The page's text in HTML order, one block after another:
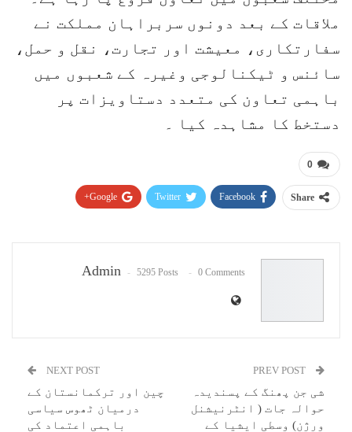
ملاقات کے بعد دونوں سربراہان مملکت نے
سفارتکاری، معیشت اور تجارت، نقل و حمل،
سائنس و ٹیکنالوجی وغیرہ کے شعبوں میں
باہمی تعاون کی متعدد دستاویزات پر
دستخط کا مشاہدہ کیا ۔
0
Share
Facebook
Twitter
Google+
Admin 5295 Posts 0 Comments
شی جن پھنگ کے پسندیدہ
حوالہ جات ( انٹرنیشنل
ورژن) وسطی ایشیا کے
NEXT POST
چین اور ترکمانستان کے
درمیان ٹھوس سیاسی
باہمی اعتماد کی